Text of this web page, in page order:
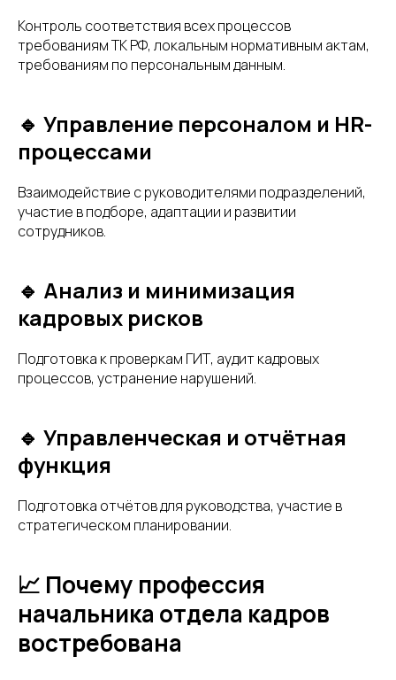
Контроль соответствия всех процессов
требованиям ТК РФ, локальным нормативным актам,
требованиям по персональным данным.
🔹 Управление персоналом и HR-
процессами
Взаимодействие с руководителями подразделений,
участие в подборе, адаптации и развитии
сотрудников.
🔹 Анализ и минимизация
кадровых рисков
Подготовка к проверкам ГИТ, аудит кадровых
процессов, устранение нарушений.
🔹 Управленческая и отчётная
функция
Подготовка отчётов для руководства, участие в
стратегическом планировании.
📈 Почему профессия
начальника отдела кадров
востребована